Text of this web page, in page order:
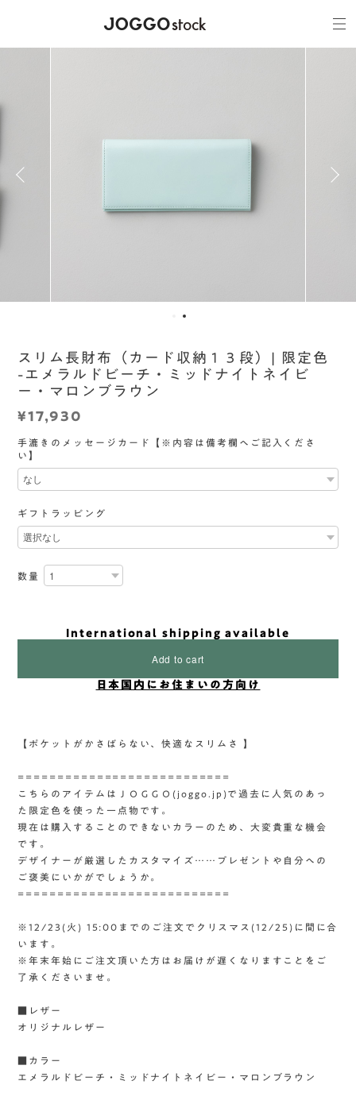
スリム長財布（カード収納１３段）| 限定色
-エメラルドビーチ・ミッドナイトネイビ
ー・マロンブラウン
¥17,930
手漉きのメッセージカード【※内容は備考欄へご記入くださ
い】
ギフトラッピング
数量
International shipping available
Add to cart
日本国内にお住まいの方向け
【ポケットがかさばらない、快適なスリムさ 】
===========================
こちらのアイテムはＪＯＧＧＯ(joggo.jp)で過去に人気のあっ
た限定色を使った一点物です。
現在は購入することのできないカラーのため、大変貴重な機会
です。
デザイナーが厳選したカスタマイズ……プレゼントや自分への
ご褒美にいかがでしょうか。
===========================
※12/23(火) 15:00までのご注文でクリスマス(12/25)に間に合
います。
※年末年始にご注文頂いた方はお届けが遅くなりますことをご
了承くださいませ。
■レザー
オリジナルレザー
■カラー
エメラルドビーチ・ミッドナイトネイビー・マロンブラウン